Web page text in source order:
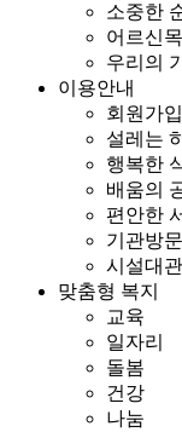
소중한
어르신
우리의
이용안내
회원가
설레는
행복한
배움의
편안한
기관방문
시설대관
맞춤형 복지
교육
일자리
돌봄
건강
나눔